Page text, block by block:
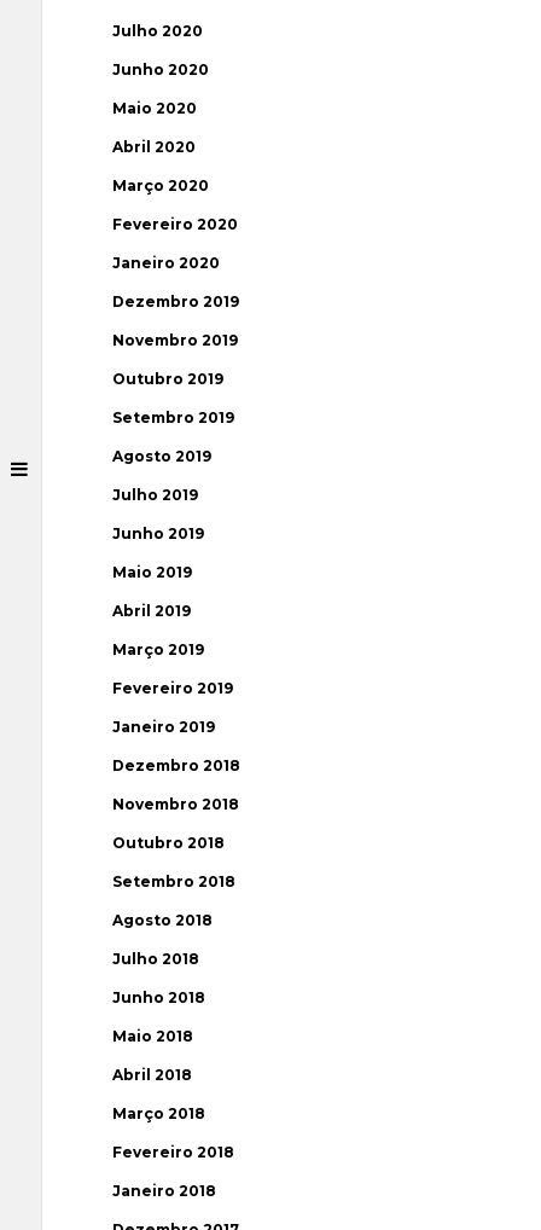
Julho 2020
Junho 2020
Maio 2020
Abril 2020
Março 2020
Fevereiro 2020
Janeiro 2020
Dezembro 2019
Novembro 2019
Outubro 2019
Setembro 2019
Agosto 2019
Julho 2019
Junho 2019
Maio 2019
Abril 2019
Março 2019
Fevereiro 2019
Janeiro 2019
Dezembro 2018
Novembro 2018
Outubro 2018
Setembro 2018
Agosto 2018
Julho 2018
Junho 2018
Maio 2018
Abril 2018
Março 2018
Fevereiro 2018
Janeiro 2018